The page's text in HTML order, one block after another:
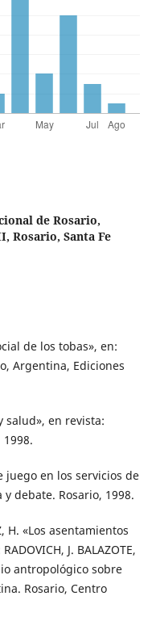
de Rosario,
Rosario, Santa Fe
de los tobas», en:
Argentina, Ediciones
salud», en revista:
juego en los servicios de
debate. Rosario, 1998.
H. «Los asentamientos
J. BALAZOTE,
antropológico sobre
Rosario, Centro